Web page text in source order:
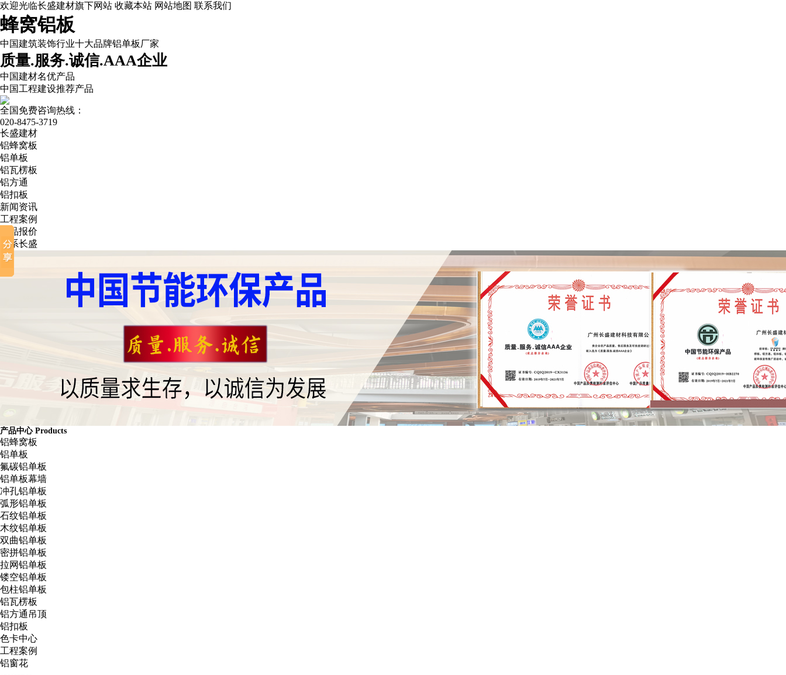
欢迎光临长盛建材旗下网站 收藏本站 网站地图 联系我们
蜂窝铝板
中国建筑装饰行业十大品牌铝单板厂家
质量.服务.诚信.AAA企业
中国建材名优产品
中国工程建设推荐产品
全国免费咨询热线：
020-8475-3719
长盛建材
铝蜂窝板
铝单板
铝瓦楞板
铝方通
铝扣板
新闻资讯
工程案例
产品报价
联系长盛
产品中心 Products
铝蜂窝板
铝单板
氟碳铝单板
铝单板幕墙
冲孔铝单板
弧形铝单板
石纹铝单板
木纹铝单板
双曲铝单板
密拼铝单板
拉网铝单板
镂空铝单板
包柱铝单板
铝瓦楞板
铝方通吊顶
铝扣板
色卡中心
工程案例
铝窗花